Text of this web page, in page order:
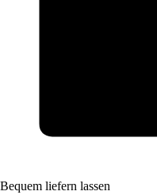
Bequem liefern lassen